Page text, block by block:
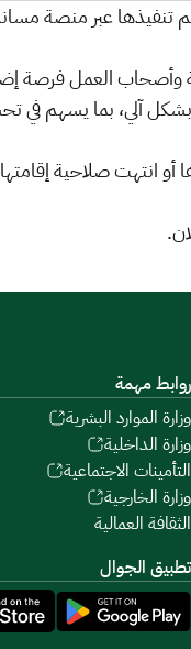
سيتم تنفيذها عبر منصة
ستة أشهر، حيث يهدف إلى منح
بشكل آلي، بما يسهم
انتهت صلاحية
روابط مهمة
وزارة الموارد البشرية
وزارة الداخلية
التأمينات الاجتماعية
وزارة الخارجية
الثقافة العمالية
تطبيق الجوال